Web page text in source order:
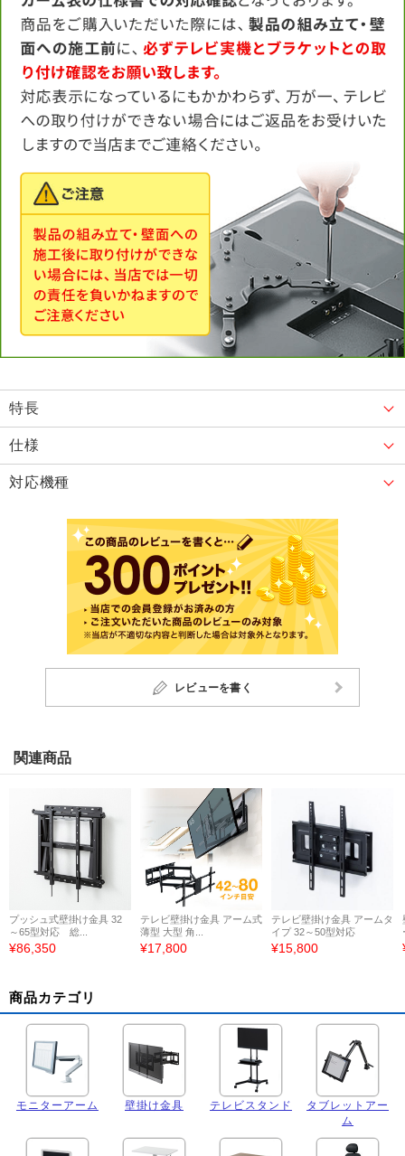
特長
仕様
対応機種
レビューを書く
関連商品
プッシュ式壁掛け金具 32
～65型対応 総...
¥86,350
テレビ壁掛け金具 アーム式
薄型 大型 角...
¥17,800
テレビ壁掛け金具 アームタ
イプ 32～50型対応
¥15,800
商品カテゴリ
モニターアーム 壁掛け金具 テレビスタンド
タブレットアー
ム